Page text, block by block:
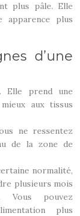
plus pâle. Elle
plus
d’une
Elle prend une
aux tissus
ne ressentez
de la zone de
normalité,
plusieurs mois
Vous pouvez
plus